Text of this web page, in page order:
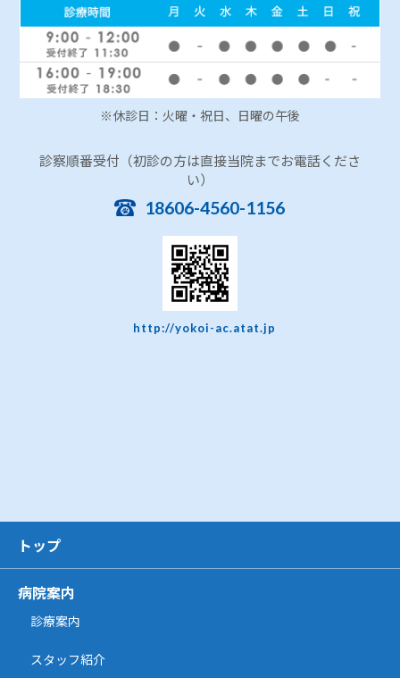
※休診日：火曜・祝日、日曜の午後
診察順番受付（初診の方は直接当院までお電話くださ
い）
18606-4560-1156
http://yokoi-ac.atat.jp
トップ
病院案内
診療案内
スタッフ紹介